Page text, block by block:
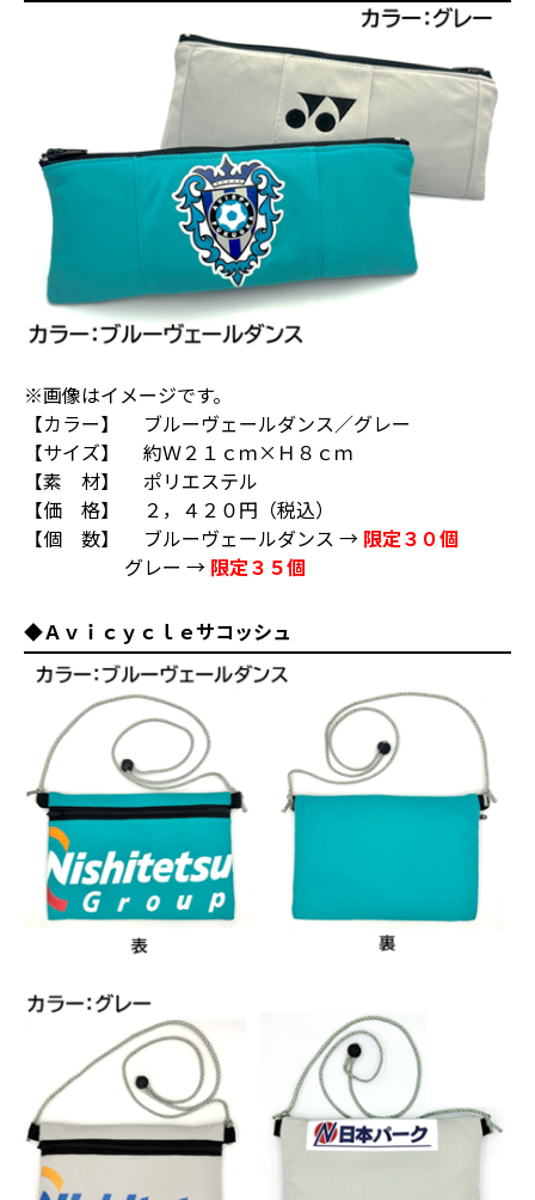
※画像はイメージです。
【カラー】 ブルーヴェールダンス／グレー
【サイズ】 約Ｗ２１ｃｍ×Ｈ８ｃｍ
【素 材】 ポリエステル
【価 格】 ２，４２０円（税込）
【個 数】 ブルーヴェールダンス → 限定３０個
グレー → 限定３５個
◆Ａｖｉｃｙｃｌｅサコッシュ